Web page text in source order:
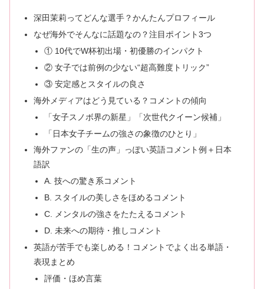
深田茉莉ってどんな選手？かんたんプロフィール
なぜ海外でそんなに話題なの？注目ポイント3つ
① 10代でW杯初出場・初優勝のインパクト
② 女子では前例の少ない“超高難度トリック”
③ 安定感とスタイルの良さ
海外メディアはどう見ている？コメントの傾向
「女子スノボ界の新星」「次世代クイーン候補」
「日本女子チームの強さの象徴のひとり」
海外ファンの「生の声」っぽい英語コメント例＋日本
語訳
A. 技への驚き系コメント
B. スタイルの美しさをほめるコメント
C. メンタルの強さをたたえるコメント
D. 未来への期待・推しコメント
英語が苦手でも楽しめる！コメントでよく出る単語・
表現まとめ
評価・ほめ言葉